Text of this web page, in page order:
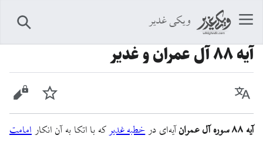
ویکی غدیر
آيه ۸۸ آل عمران و غدیر
زبان پیگیری
آیه ۸۸ سوره آل عمران آیه‌ای درخطبه غدیرکه با اتکا به آن انکارامامت